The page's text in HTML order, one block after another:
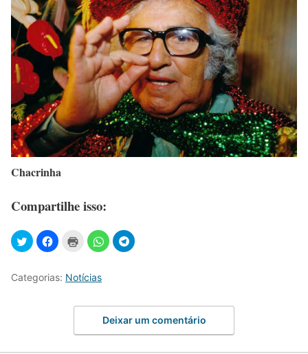
Chacrinha
Compartilhe isso:
Categorias: Notícias
Deixar um comentário